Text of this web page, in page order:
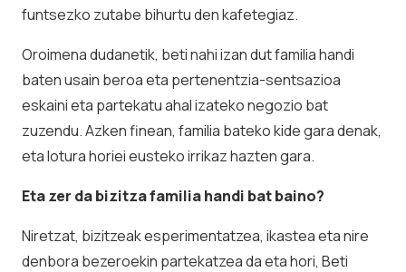
funtsezko zutabe bihurtu den kafetegiaz.
Oroimena dudanetik, beti nahi izan dut familia handi
baten usain beroa eta pertenentzia-sentsazioa
eskaini eta partekatu ahal izateko negozio bat
zuzendu. Azken finean, familia bateko kide gara denak,
eta lotura horiei eusteko irrikaz hazten gara.
Eta zer da bizitza familia handi bat baino?
Niretzat, bizitzeak esperimentatzea, ikastea eta nire
denbora bezeroekin partekatzea da eta hori, Beti